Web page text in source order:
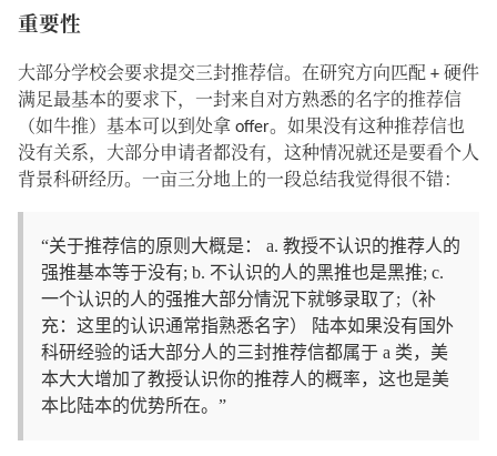
重要性
大部分学校会要求提交三封推荐信。在研究方向匹配 + 硬件
满足最基本的要求下，一封来自对方熟悉的名字的推荐信
（如牛推）基本可以到处拿 offer。如果没有这种推荐信也
没有关系，大部分申请者都没有，这种情况就还是要看个人
背景科研经历。一亩三分地上的一段总结我觉得很不错：
“关于推荐信的原则大概是： a. 教授不认识的推荐人的
强推基本等于没有; b. 不认识的人的黑推也是黑推; c.
一个认识的人的强推大部分情況下就够录取了;（补
充：这里的认识通常指熟悉名字） 陆本如果没有国外
科研经验的话大部分人的三封推荐信都属于 a 类，美
本大大增加了教授认识你的推荐人的概率，这也是美
本比陆本的优势所在。”